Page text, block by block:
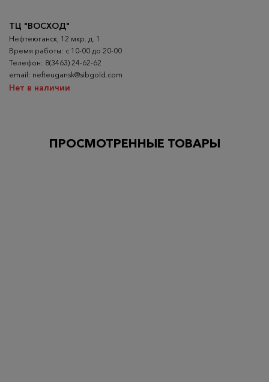
ТЦ "ВОСХОД"
Нефтеюганск, 12 мкр. д. 1
Время работы: с 10-00 до 20-00
Телефон: 8(3463) 24-62-62
email: nefteugansk@sibgold.com
Нет в наличии
ПРОСМОТРЕННЫЕ ТОВАРЫ